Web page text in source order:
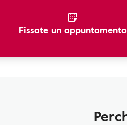
Fissate un appuntamento